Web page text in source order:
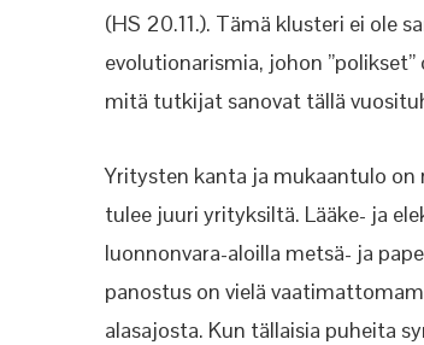
(HS 20.11.). Tämä klusteri ei ole
evolutionarismia, johon
mitä tutkijat sanovat tällä
Yritysten kanta ja mukaantulo
tulee juuri yrityksiltä. Lääke- ja
luonnonvara-aloilla metsä- ja
panostus on vielä
alasajosta. Kun tällaisia puheita